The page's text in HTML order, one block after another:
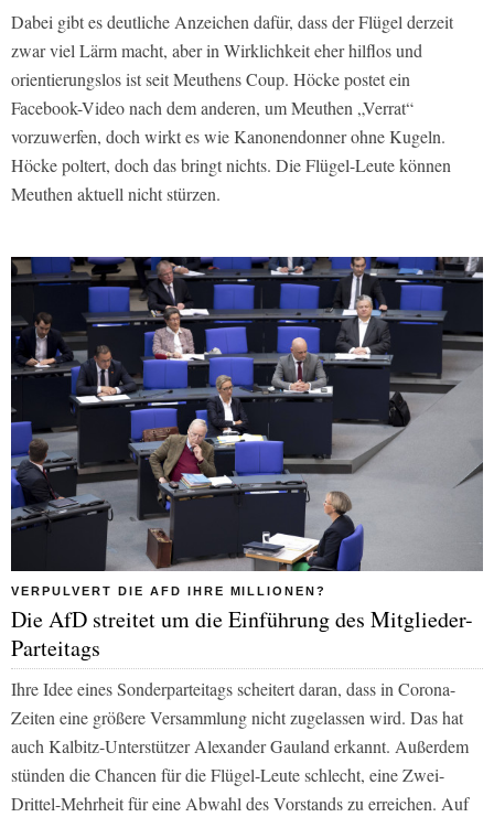
Dabei gibt es deutliche Anzeichen dafür, dass der Flügel derzeit
zwar viel Lärm macht, aber in Wirklichkeit eher hilflos und
orientierungslos ist seit Meuthens Coup. Höcke postet ein
Facebook-Video nach dem anderen, um Meuthen „Verrat“
vorzuwerfen, doch wirkt es wie Kanonendonner ohne Kugeln.
Höcke poltert, doch das bringt nichts. Die Flügel-Leute können
Meuthen aktuell nicht stürzen.
VERPULVERT DIE AFD IHRE MILLIONEN?
Die AfD streitet um die Einführung des Mitglieder-
Parteitags
Ihre Idee eines Sonderparteitags scheitert daran, dass in Corona-
Zeiten eine größere Versammlung nicht zugelassen wird. Das hat
auch Kalbitz-Unterstützer Alexander Gauland erkannt. Außerdem
stünden die Chancen für die Flügel-Leute schlecht, eine Zwei-
Drittel-Mehrheit für eine Abwahl des Vorstands zu erreichen. Auf